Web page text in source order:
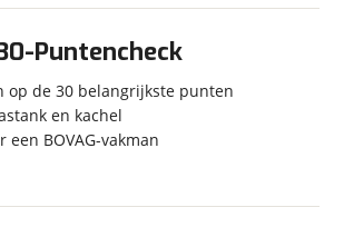
Camper
Nieuw
Puntencheck
op de 30 belangrijkste punten
en kachel
een BOVAG-vakman